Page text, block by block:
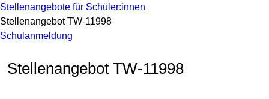
Stellenangebote für Schüler:innen
Stellenangebot TW-11998
Schulanmeldung
Stellenangebot TW-11998